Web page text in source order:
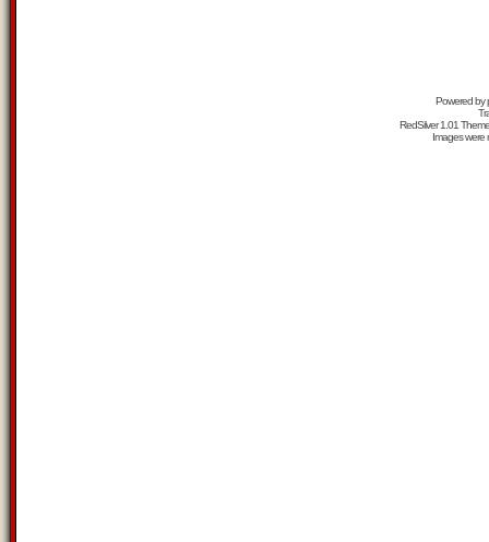
Powered by
RedSilver 1.01
Images were